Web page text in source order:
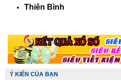
Thiên Bình
Ý KIẾN CỦA BẠN